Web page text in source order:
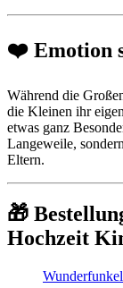
❤️ Emotion
Während die
die Kleinen ihr
etwas ganz
Langeweile,
Eltern.
🎁
Hochzeit